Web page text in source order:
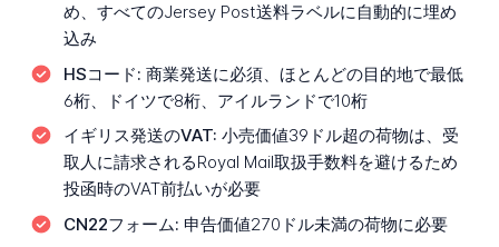
め、すべてのJersey Post送料ラベルに自動的に埋め
込み
HSコード: 商業発送に必須、ほとんどの目的地で最低
6桁、ドイツで8桁、アイルランドで10桁
イギリス発送のVAT: 小売価値39ドル超の荷物は、受
取人に請求されるRoyal Mail取扱手数料を避けるため
投函時のVAT前払いが必要
CN22フォーム: 申告価値270ドル未満の荷物に必要